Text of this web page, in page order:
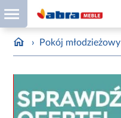
› Pokój młodzieżowy